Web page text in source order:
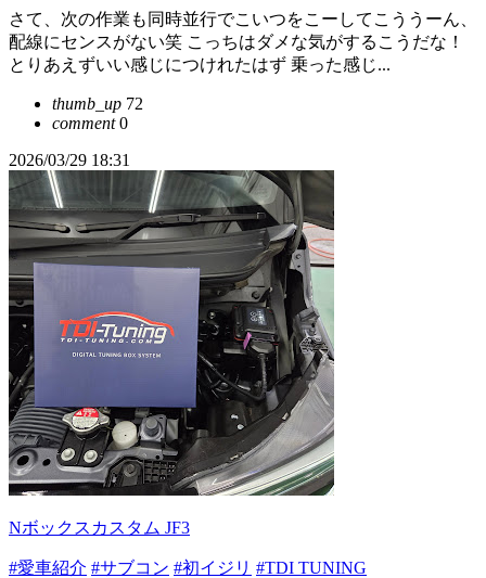
さて、次の作業も同時並行でこいつをこーしてこううーん、
配線にセンスがない笑 こっちはダメな気がするこうだな！
とりあえずいい感じにつけれたはず 乗った感じ...
thumb_up 72
comment0
2026/03/29 18:31
Nボックスカスタム JF3
#愛車紹介 #サブコン #初イジリ #TDI TUNING